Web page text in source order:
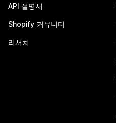
API 설명서
Shopify 커뮤니티
리서치